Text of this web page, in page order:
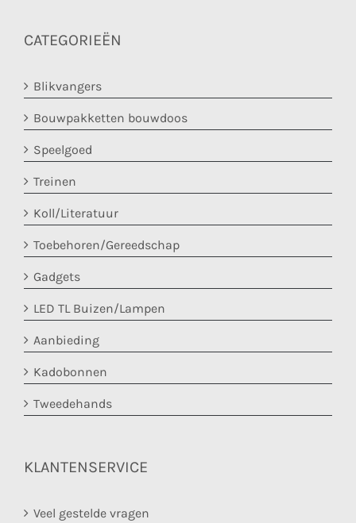
CATEGORIEËN
Blikvangers
Bouwpakketten bouwdoos
Speelgoed
Treinen
Koll/Literatuur
Toebehoren/Gereedschap
Gadgets
LED TL Buizen/Lampen
Aanbieding
Kadobonnen
Tweedehands
KLANTENSERVICE
Veel gestelde vragen